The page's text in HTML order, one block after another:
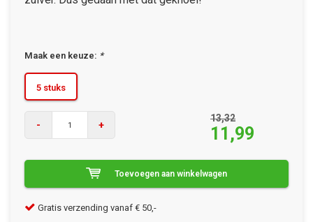
Maak een keuze: *
5 stuks
- +
13,32
11,99
Toevoegen aan winkelwagen
Gratis verzending vanaf € 50,-